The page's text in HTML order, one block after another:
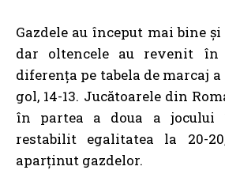
Gazdele au început mai bine şi
dar oltencele au revenit
diferența pe tabela de marcaj
gol, 14-13. Jucătoarele din
în partea a doua a jocului
restabilit egalitatea la 20-
aparținut gazdelor.